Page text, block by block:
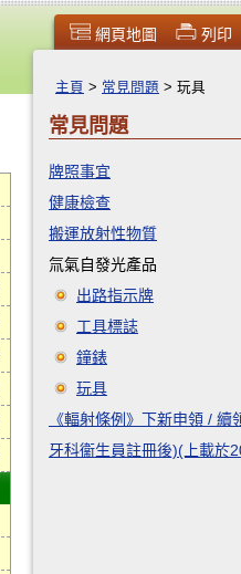
網頁地圖 列印
主頁 > 常見問題 > 玩具
常見問題
牌照事宜
健康檢查
搬運放射性物質
氚氣自發光產品
出路指示牌
工具標誌
鐘錶
玩具
《輻射條例》下新申領 /
牙科衞生員註冊後)(上載於